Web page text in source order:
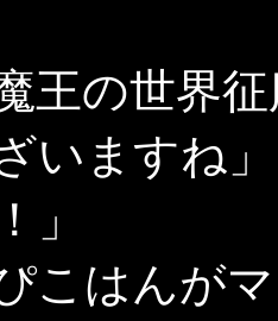
王の世界
いますね」
」
こはんが